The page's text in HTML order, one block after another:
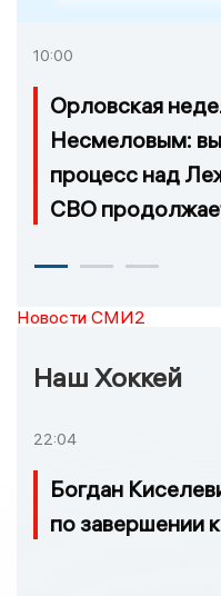
10:00
Орловская
Несмеловым:
процесс над
СВО
Новости СМИ2
Наш Хоккей
22:04
Богдан
по завершении